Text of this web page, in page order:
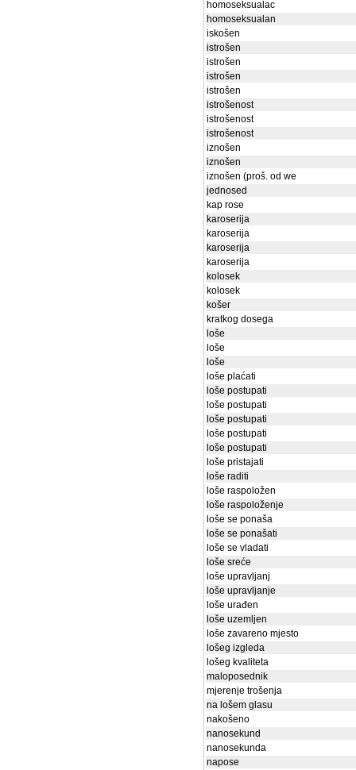
homoseksualac
homoseksualan
iskošen
istrošen
istrošen
istrošen
istrošen
istrošenost
istrošenost
istrošenost
iznošen
iznošen
iznošen (proš. od we
jednosed
kap rose
karoserija
karoserija
karoserija
karoserija
kolosek
kolosek
košer
kratkog dosega
loše
loše
loše
loše plaćati
loše postupati
loše postupati
loše postupati
loše postupati
loše postupati
loše pristajati
loše raditi
loše raspoložen
loše raspoloženje
loše se ponaša
loše se ponašati
loše se vladati
loše sreće
loše upravljanj
loše upravljanje
loše urađen
loše uzemljen
loše zavareno mjesto
lošeg izgleda
lošeg kvaliteta
maloposednik
mjerenje trošenja
na lošem glasu
nakošeno
nanosekund
nanosekunda
napose